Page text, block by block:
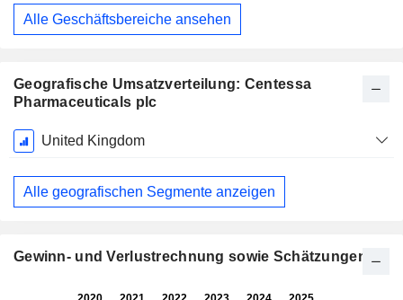
Dezember
Alle Geschäftsbereiche ansehen
Geografische Umsatzverteilung: Centessa
Pharmaceuticals plc
Ende d.
Geschäftsjahres:
Dezember
United Kingdom
Alle geografischen Segmente anzeigen
Gewinn- und Verlustrechnung sowie Schätzungen